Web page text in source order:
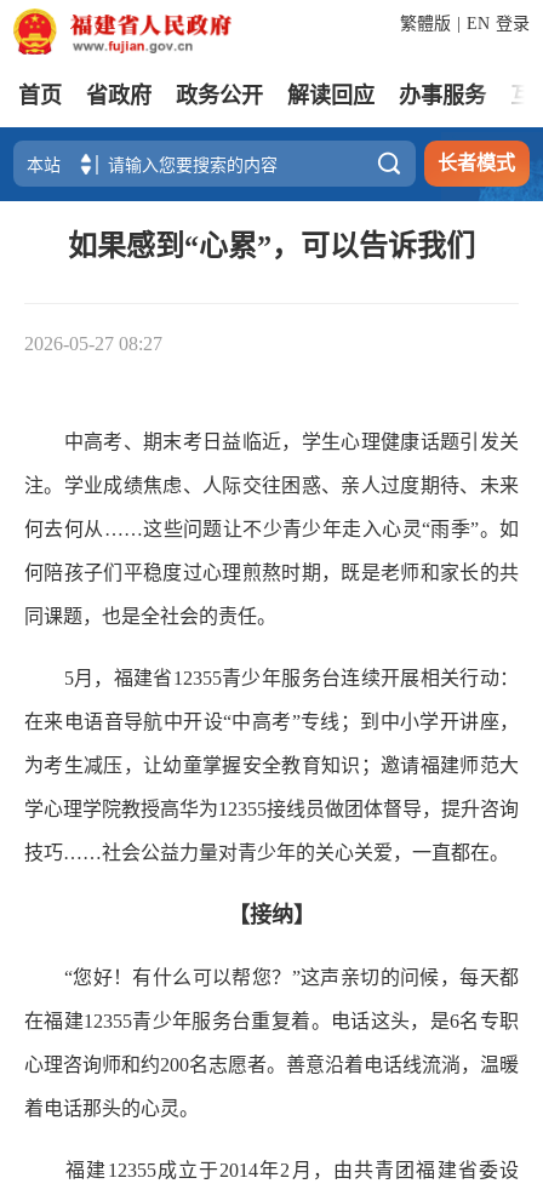
登录
繁體版 EN
首页 省政府 政务公开 解读回应 办事服务 互
 长者模式
如果感到“心累”，可以告诉我们
2026-05-27 08:27
中高考、期末考日益临近，学生心理健康话题引发关
注。学业成绩焦虑、人际交往困惑、亲人过度期待、未来
何去何从……这些问题让不少青少年走入心灵“雨季”。如
何陪孩子们平稳度过心理煎熬时期，既是老师和家长的共
同课题，也是全社会的责任。
5月，福建省12355青少年服务台连续开展相关行动：
在来电语音导航中开设“中高考”专线；到中小学开讲座，
为考生减压，让幼童掌握安全教育知识；邀请福建师范大
学心理学院教授高华为12355接线员做团体督导，提升咨询
技巧……社会公益力量对青少年的关心关爱，一直都在。
【接纳】
“您好！有什么可以帮您？”这声亲切的问候，每天都
在福建12355青少年服务台重复着。电话这头，是6名专职
心理咨询师和约200名志愿者。善意沿着电话线流淌，温暖
着电话那头的心灵。
福建12355成立于2014年2月，由共青团福建省委设